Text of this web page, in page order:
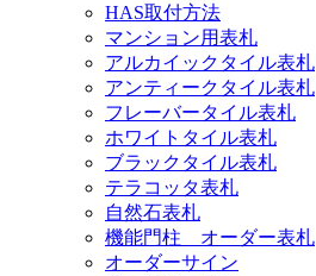
HAS取付方法
マンション用表札
アルカイックタイル表札
アンティークタイル表札
フレーバータイル表札
ホワイトタイル表札
ブラックタイル表札
テラコッタ表札
自然石表札
機能門柱 オーダー表札
オーダーサイン